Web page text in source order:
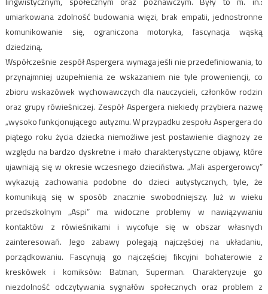
umiarkowana zdolność budowania więzi, brak empatii, jednostronne
komunikowanie się, ograniczona motoryka, fascynacja wąską
dziedziną.
Współcześnie zespół Aspergera wymaga jeśli nie przedefiniowania, to
przynajmniej uzupełnienia ze wskazaniem nie tyle proweniencji, co
zbioru wskazówek wychowawczych dla nauczycieli, członków rodzin
oraz grupy rówieśniczej. Zespół Aspergera niekiedy przybiera nazwę
„wysoko funkcjonującego autyzmu. W przypadku zespołu Aspergera do
piątego roku życia dziecka niemożliwe jest postawienie diagnozy ze
względu na bardzo dyskretne i mało charakterystyczne objawy, które
ujawniają się w okresie wczesnego dzieciństwa. „Mali aspergerowcy”
wykazują zachowania podobne do dzieci autystycznych, tyle, że
komunikują się w sposób znacznie swobodniejszy. Już w wieku
przedszkolnym „Aspi” ma widoczne problemy w nawiązywaniu
kontaktów z rówieśnikami i wycofuje się w obszar własnych
zainteresowań. Jego zabawy polegają najczęściej na układaniu,
porządkowaniu. Fascynują go najczęściej fikcyjni bohaterowie z
kreskówek i komiksów: Batman, Superman. Charakteryzuje go
niezdolność odczytywania sygnałów społecznych oraz problem z